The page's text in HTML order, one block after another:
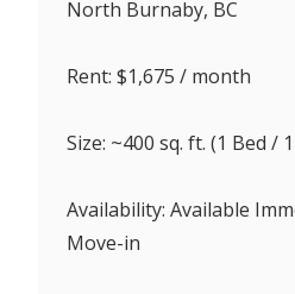
North Burnaby, BC
Rent: $1,675 / month
Size: ~400 sq. ft. (1 Bed /
Availability: Available
Move-in